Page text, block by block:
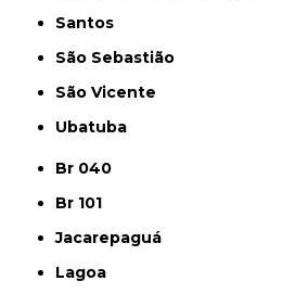
Santos
São Sebastião
São Vicente
Ubatuba
Br 040
Br 101
Jacarepaguá
Lagoa